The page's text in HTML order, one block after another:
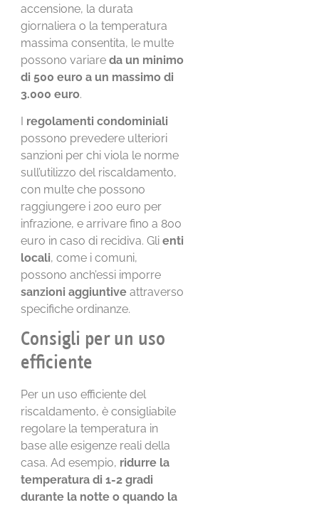
accensione, la durata
giornaliera o la temperatura
massima consentita, le multe
possono variareda un minimo
di 500 euro a un massimo di
3.000 euro.
I regolamenti condominiali
possono prevedere ulteriori
sanzioni per chi viola le norme
sull’utilizzo del riscaldamento,
con multe che possono
raggiungere i 200 euro per
infrazione, e arrivare fino a 800
euro in caso di recidiva. Glienti
locali, come i comuni,
possono anch’essi imporre
sanzioni aggiuntive attraverso
specifiche ordinanze.
Consigli per un uso
efficiente
Per un uso efficiente del
riscaldamento, è consigliabile
regolare la temperatura in
base alle esigenze reali della
casa. Ad esempio, ridurre la
temperatura di 1-2 gradi
durante la notte o quando la